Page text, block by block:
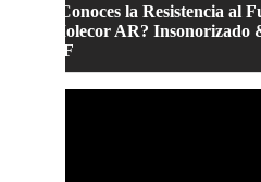
¿Conoces la Resistencia al
Molecor AR? Insonorizado
NF